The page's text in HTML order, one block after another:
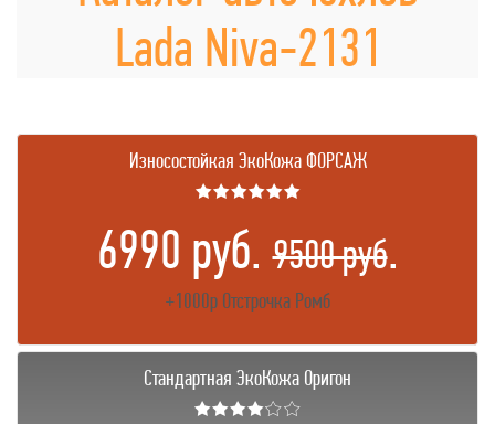
Lada Niva-2131
Износостойкая ЭкоКожа ФОРСАЖ
★★★★★★
6990 руб.9500 руб.
+1000р Отстрочка Ромб
Стандартная ЭкоКожа Оригон
★★★★☆☆